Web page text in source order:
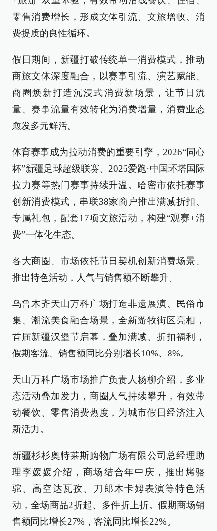
零售消费增长，形成文体引流、文旅增收、消
费提质的良性循环。
假日期间，新疆打破传统单一消费模式，推动
商旅文体深度融合，以赛事引流、演艺赋能、
商圈焕新打造沉浸式消费新场景，让节日流
量、赛事流量有效转化为消费增量，消费业态
愈发多元鲜活。
体育赛事成为拉动消费的重要引擎，2026“同心
杯”新疆足球超级联赛、2026爱跑·中国环塔国际
拉力赛等热门赛事持续升温。哈密市依托赛事
创新消费模式，串联38家商户推出满减折扣、
专属礼包，配套17项文旅活动，构建“观赛+消
费”一体化生态。
各大商圈、市场依托节日契机创新消费场景、
推出特色活动，人气与销售额不断攀升。
乌鲁木齐天山万科广场打造非遗展演、民俗市
集、潮流美食融合场景，全新游牧街区亮相，
首届新疆汉堡节启幕，叠加满减、折扣福利，
假期客流、销售额同比分别增长10%、8%。
天山万科广场市场推广负责人杨柳介绍，多业
态活动叠加发力，商圈人气持续攀升，有效带
动餐饮、零售消费热度，为城市假日经济注入
新活力。
新疆杉杉奥特莱斯购物广场有限公司总经理助
理李媛媛介绍，商场结合年中庆，推出烤骆
驼、高空达瓦孜、刀郎木卡姆表演等特色活
动，全场商品2折起、多件折上折。假期商场销
售额同比增长27%，客流同比增长22%。